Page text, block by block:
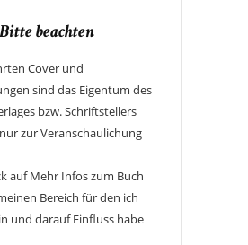
Bitte beachten
Cover und
sind das Eigentum des
bzw. Schriftstellers
zur Veranschaulichung
auf Mehr Infos zum Buch
Bereich für den ich
und darauf Einfluss habe